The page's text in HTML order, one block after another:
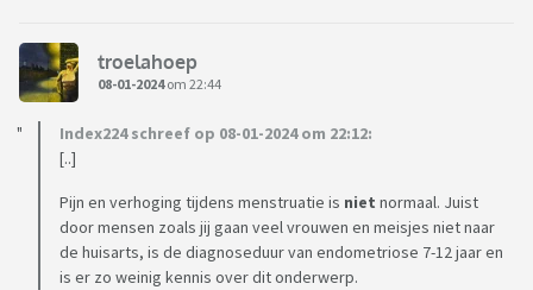
troelahoep
08-01-2024om 22:44
Index224 schreef op 08-01-2024 om 22:12:
[..]
Pijn en verhoging tijdens menstruatie is niet normaal. Juist
door mensen zoals jij gaan veel vrouwen en meisjes niet naar
de huisarts, is de diagnoseduur van endometriose 7-12 jaar en
is er zo weinig kennis over dit onderwerp.